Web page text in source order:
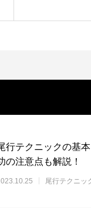
行テクニックの基
の注意点も解説！
尾行テクニッ